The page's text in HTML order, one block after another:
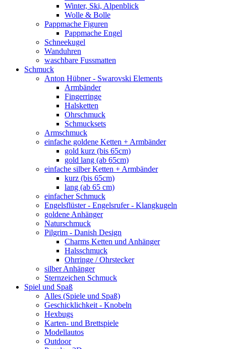
Winter, Ski, Alpenblick
Wolle & Bolle
Pappmache Figuren
Pappmache Engel
Schneekugel
Wanduhren
waschbare Fussmatten
Schmuck
Anton Hübner - Swarovski Elements
Armbänder
Fingerringe
Halsketten
Ohrschmuck
Schmucksets
Armschmuck
einfache goldene Ketten + Armbänder
gold kurz (bis 65cm)
gold lang (ab 65cm)
einfache silber Ketten + Armbänder
kurz (bis 65cm)
lang (ab 65 cm)
einfacher Schmuck
Engelsflüster - Engelsrufer - Klangkugeln
goldene Anhänger
Naturschmuck
Pilgrim - Danish Design
Charms Ketten und Anhänger
Halsschmuck
Ohrringe / Ohrstecker
silber Anhänger
Sternzeichen Schmuck
Spiel und Spaß
Alles (Spiele und Spaß)
Geschicklichkeit - Knobeln
Hexbugs
Karten- und Brettspiele
Modellautos
Outdoor